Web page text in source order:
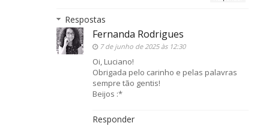
Respostas
Fernanda Rodrigues
7 de junho de 2025 às 12:30
Oi, Luciano!
Obrigada pelo carinho e pelas palavras
sempre tão gentis!
Beijos :*
Responder